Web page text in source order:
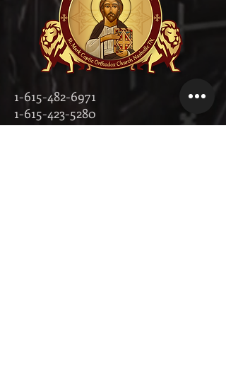
1-615-482-6971
1-615-423-5280
contact@stmarktn.org